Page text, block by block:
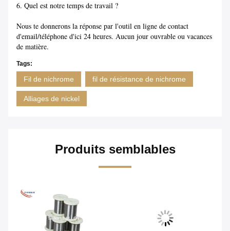
6. Quel est notre temps de travail ?
Nous te donnerons la réponse par l'outil en ligne de contact
d'email/téléphone d'ici 24 heures. Aucun jour ouvrable ou vacances
de matière.
Tags:
Fil de nichrome fil de résistance de nichrome
Alliages de nickel
Produits semblables